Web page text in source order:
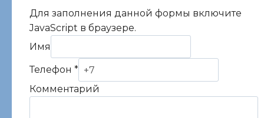
Для заполнения данной формы включите
JavaScript в браузере.
Комментарий
Телефон
Имя
Имя
Телефон *
Комментарий